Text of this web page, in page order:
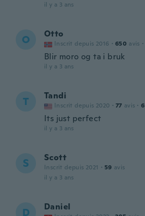
il y a 3 ans
O Otto
Inscrit depuis 2016 · 650 avis ·
Blir moro og ta i bruk
il y a 3 ans
T Tandi
Inscrit depuis 2020 · 77 avis · 6
Its just perfect
il y a 3 ans
S Scott
Inscrit depuis 2021 · 59 avis
il y a 3 ans
D Daniel